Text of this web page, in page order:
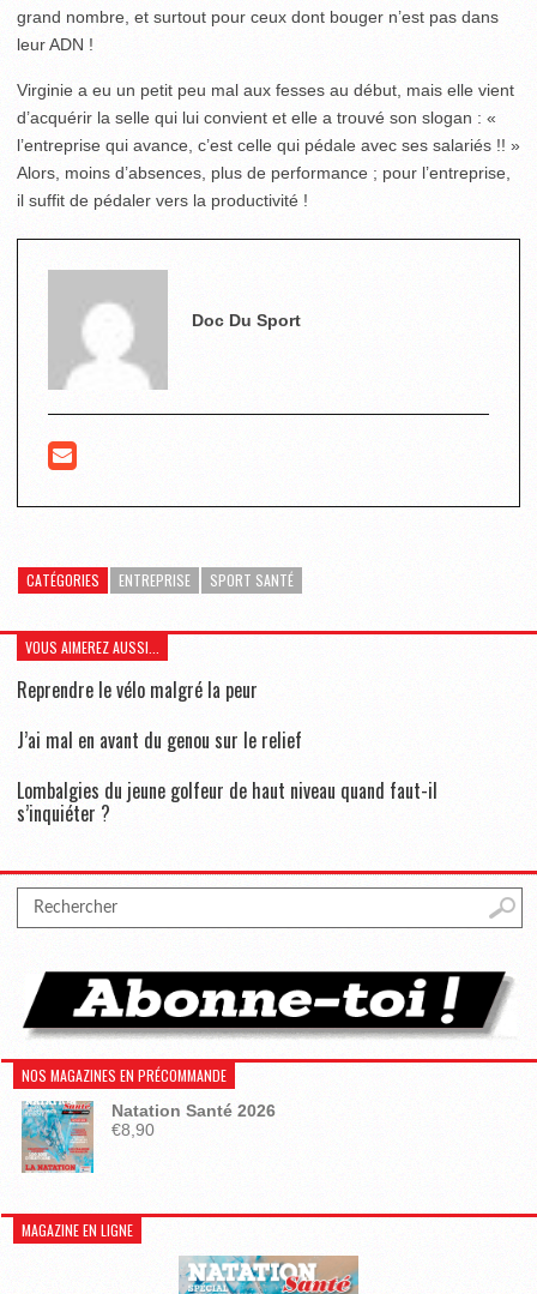
grand nombre, et surtout pour ceux dont bouger n’est pas dans
leur ADN !
Virginie a eu un petit peu mal aux fesses au début, mais elle vient
d’acquérir la selle qui lui convient et elle a trouvé son slogan : «
l’entreprise qui avance, c’est celle qui pédale avec ses salariés !! »
Alors, moins d’absences, plus de performance ; pour l’entreprise,
il suffit de pédaler vers la productivité !
Doc Du Sport
CATÉGORIES ENTREPRISE SPORT SANTÉ
VOUS AIMEREZ AUSSI...
Reprendre le vélo malgré la peur
J’ai mal en avant du genou sur le relief
Lombalgies du jeune golfeur de haut niveau quand faut-il
s’inquiéter ?
NOS MAGAZINES EN PRÉCOMMANDE
Natation Santé 2026
€8,90
MAGAZINE EN LIGNE